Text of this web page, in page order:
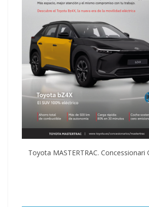
Toyota MASTERTRAC. Concessionari